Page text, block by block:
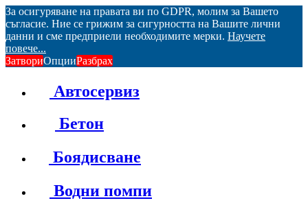
За осигуряване на правата ви по GDPR, молим за Вашето
съгласие. Ние се грижим за сигурността на Вашите лични
данни и сме предприели необходимите мерки. Научете
повече...
ЗатвориОпцииРазбрах
Автосервиз
Бетон
Боядисване
Водни помпи